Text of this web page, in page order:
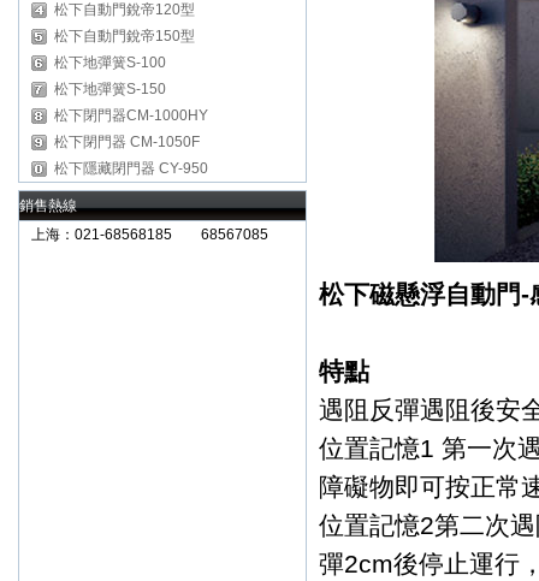
松下自動門銳帝120型
松下自動門銳帝150型
松下地彈簧S-100
松下地彈簧S-150
松下閉門器CM-1000HY
松下閉門器 CM-1050F
松下隱藏閉門器 CY-950
銷售熱線
上海：021-68568185 68567085
松下磁懸浮自動門-
特點
遇阻反彈遇阻後安
位置記憶1 第一次
障礙物即可按正常
位置記憶2第二次
彈2cm後停止運行